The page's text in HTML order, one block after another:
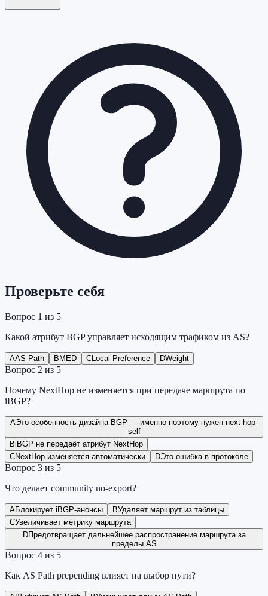
Проверьте себя
Вопрос 1 из 5
Какой атрибут BGP управляет исходящим трафиком из AS?
AAS Path B MED C Local Preference DWeight
Вопрос 2 из 5
Почему NextHop не изменяется при передаче маршрута по
iBGP?
AЭто особенность дизайна BGP — именно поэтому нужен next-hop-
self
BiBGP не передаёт атрибут NextHop
CNextHop изменяется автоматически DЭто ошибка в протоколе
Вопрос 3 из 5
Что делает community no-export?
AБлокирует iBGP-анонсы BУдаляет маршрут из таблицы
CУвеличивает метрику маршрута
DПредотвращает дальнейшее распространение маршрута за
пределы AS
Вопрос 4 из 5
Как AS Path prepending влияет на выбор пути?